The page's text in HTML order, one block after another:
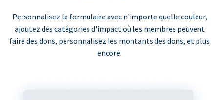
Personnalisez le formulaire avec n'importe quelle couleur,
ajoutez des catégories d'impact où les membres peuvent
faire des dons, personnalisez les montants des dons, et plus
encore.